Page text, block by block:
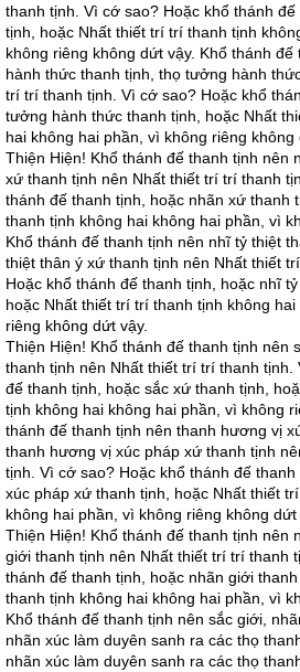
thanh tịnh. Vì cớ sao? Hoặc khổ thánh
tịnh, hoặc Nhất thiết trí trí thanh tịnh
không riêng không dứt vậy. Khổ thánh
hành thức thanh tịnh, thọ tưởng hành
trí trí thanh tịnh. Vì cớ sao? Hoặc khổ
tưởng hành thức thanh tịnh, hoặc Nhất
hai không hai phần, vì không riêng không
Thiện Hiện! Khổ thánh đế thanh tịnh nên
xứ thanh tịnh nên Nhất thiết trí trí thanh
thánh đế thanh tịnh, hoặc nhãn xứ thanh
thanh tịnh không hai không hai phần, vì
Khổ thánh đế thanh tịnh nên nhĩ tỷ thiệt
thiệt thân ý xứ thanh tịnh nên Nhất thiết
Hoặc khổ thánh đế thanh tịnh, hoặc nhĩ
hoặc Nhất thiết trí trí thanh tịnh không
riêng không dứt vậy.
Thiện Hiện! Khổ thánh đế thanh tịnh nên
thanh tịnh nên Nhất thiết trí trí thanh tịnh.
đế thanh tịnh, hoặc sắc xứ thanh tịnh,
tịnh không hai không hai phần, vì không
thánh đế thanh tịnh nên thanh hương vị
thanh hương vị xúc pháp xứ thanh tịnh
tịnh. Vì cớ sao? Hoặc khổ thánh đế
xúc pháp xứ thanh tịnh, hoặc Nhất thiết
không hai phần, vì không riêng không dứt
Thiện Hiện! Khổ thánh đế thanh tịnh nên
giới thanh tịnh nên Nhất thiết trí trí thanh
thánh đế thanh tịnh, hoặc nhãn giới
thanh tịnh không hai không hai phần, vì
Khổ thánh đế thanh tịnh nên sắc giới,
nhãn xúc làm duyên sanh ra các thọ
nhãn xúc làm duyên sanh ra các thọ